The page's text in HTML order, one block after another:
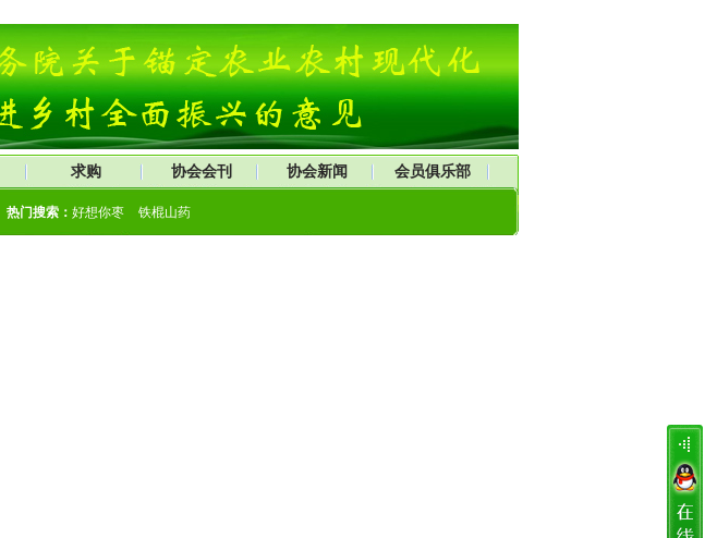
求购 协会会刊 协会新闻 会员俱乐部
热门搜索： 好想你枣 铁棍山药